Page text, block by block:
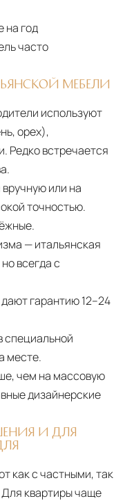
на год
часто
МЕБЕЛИ
используют
орех),
Редко встречается
или на
точностью.
— итальянская
всегда с
гарантию 12–24
специальной
месте.
чем на массовую
дизайнерские
И ДЛЯ
как с частными, так
квартиры чаще